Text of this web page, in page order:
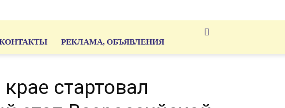
РЕКЛАМА, ОБЪЯВЛЕНИЯ
стартовал